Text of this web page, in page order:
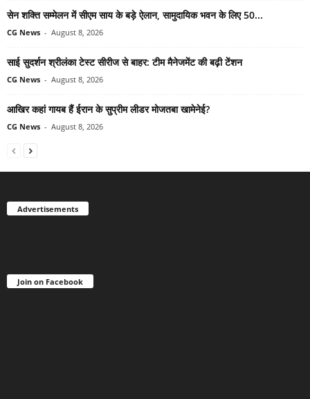
सेन शक्ति सम्मेलन में सीएम साय के बड़े ऐलान, सामुदायिक भवन के लिए 50...
CG News - August 8, 2026
साई सुदर्शन श्रीलंका टेस्ट सीरीज से बाहर: टीम मैनेजमेंट की बढ़ी टेंशन
CG News - August 8, 2026
आखिर कहां गायब हैं ईरान के सुप्रीम लीडर मोजतबा खामेनेई?
CG News - August 8, 2026
Advertisements
Join on Facebook